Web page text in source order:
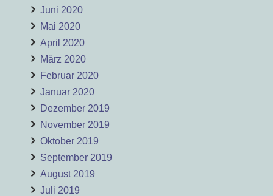
Juni 2020
Mai 2020
April 2020
März 2020
Februar 2020
Januar 2020
Dezember 2019
November 2019
Oktober 2019
September 2019
August 2019
Juli 2019